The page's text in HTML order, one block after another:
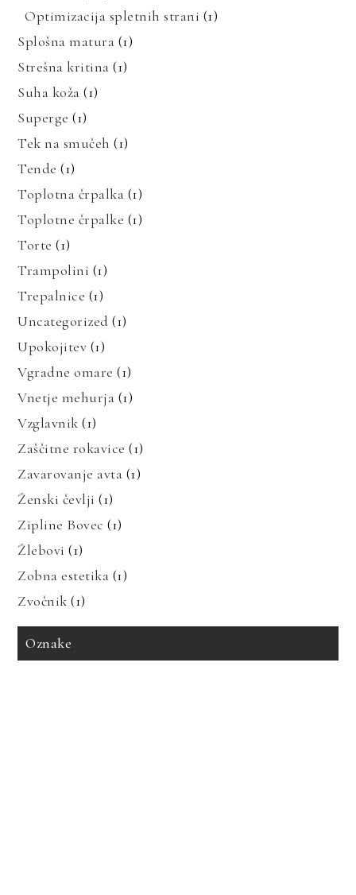
Optimizacija spletnih strani (1)
Splošna matura (1)
Strešna kritina (1)
Suha koža (1)
Superge (1)
Tek na smučeh (1)
Tende (1)
Toplotna črpalka (1)
Toplotne črpalke (1)
Torte (1)
Trampolini (1)
Trepalnice (1)
Uncategorized (1)
Upokojitev (1)
Vgradne omare (1)
Vnetje mehurja (1)
Vzglavnik (1)
Zaščitne rokavice (1)
Zavarovanje avta (1)
Ženski čevlji (1)
Zipline Bovec (1)
Žlebovi (1)
Zobna estetika (1)
Zvočnik (1)
Oznake